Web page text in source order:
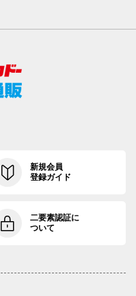
新規会員
登録ガイド
二要素認証に
ついて